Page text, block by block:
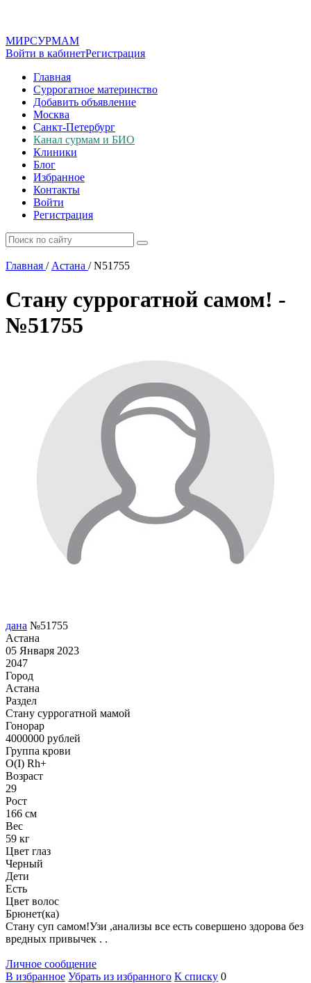
МИРСУРМАМ
Войти в кабинетРегистрация
Главная
Суррогатное материнство
Добавить объявление
Москва
Санкт-Петербург
Канал сурмам и БИО
Клиники
Блог
Избранное
Контакты
Войти
Регистрация
Главная / Астана /N51755
Стану суррогатной самом! -
№51755
дана №51755
Астана
05 Января 2023
2047
Город
Астана
Раздел
Cтану суррогатной мамой
Гонoрар
4000000 рублей
Группа крови
O(I) Rh+
Возраст
29
Рост
166 см
Вес
59 кг
Цвет глаз
Черный
Дети
Есть
Цвет волос
Брюнет(ка)
Стану суп самом!Узи ,анализы все есть совершено здорова без
вредных привычек . .
Личное сообщение
В избранное Убрать из избранного К списку 0